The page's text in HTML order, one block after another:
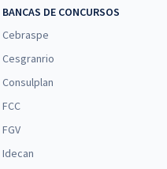
BANCAS DE CONCURSOS
Cebraspe
Cesgranrio
Consulplan
FCC
FGV
Idecan